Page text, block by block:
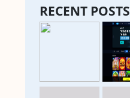
RECENT POSTS